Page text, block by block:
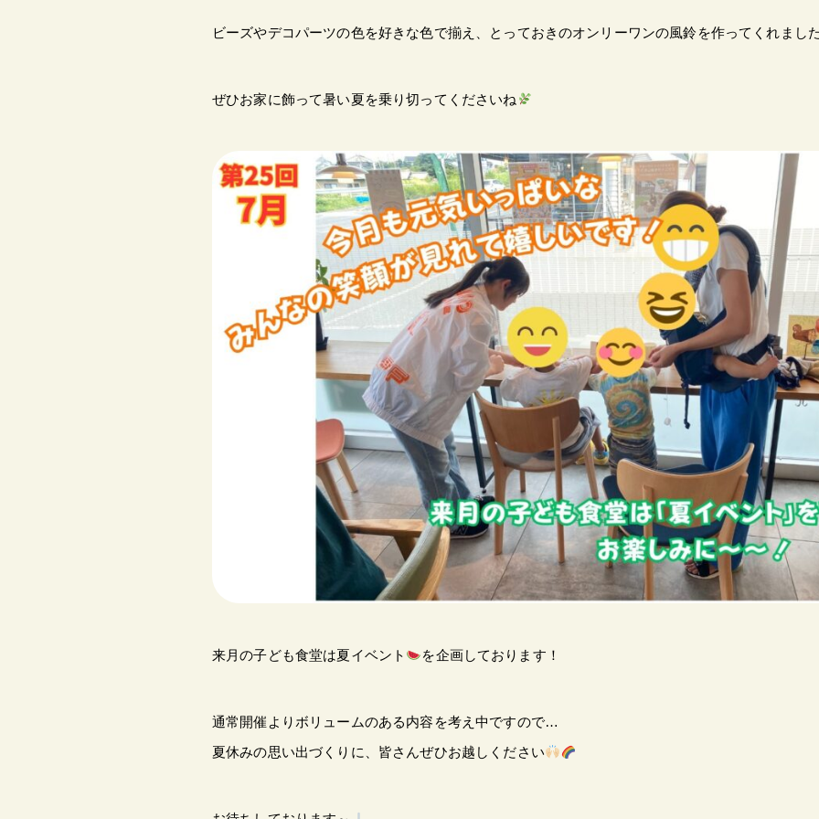
ビーズやデコパーツの色を好きな色で揃え、とっておきのオンリーワンの風鈴を作ってくれまし
ぜひお家に飾って暑い夏を乗り切ってくださいね
来月の子ども食堂は夏イベント を企画しております！
通常開催よりボリュームのある内容を考え中ですので…
夏休みの思い出づくりに、皆さんぜひお越しください